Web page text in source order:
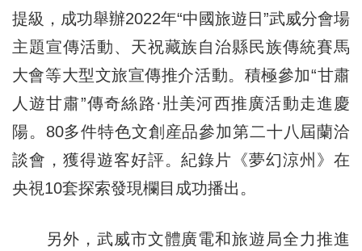
提級，成功舉辦2022年“中國旅遊日”武威分會場
主題宣傳活動、天祝藏族自治縣民族傳統賽馬
大會等大型文旅宣傳推介活動。積極參加“甘肅
人遊甘肅”傳奇絲路·壯美河西推廣活動走進慶
陽。80多件特色文創産品參加第二十八屆蘭洽
談會，獲得遊客好評。紀錄片《夢幻涼州》在
央視10套探索發現欄目成功播出。
另外，武威市文體廣電和旅遊局全力推進